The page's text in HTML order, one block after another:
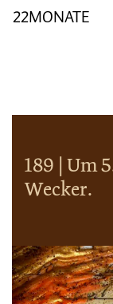
22MONATE
189 | Um
Wecker.